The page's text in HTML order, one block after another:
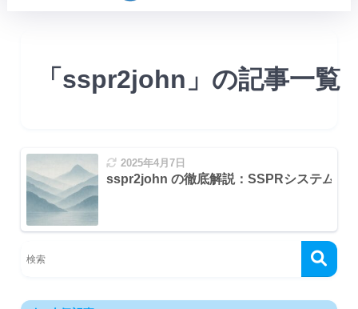
「sspr2john」の記事一覧
2025年4月7日
sspr2john の徹底解説：SSPRシステムの